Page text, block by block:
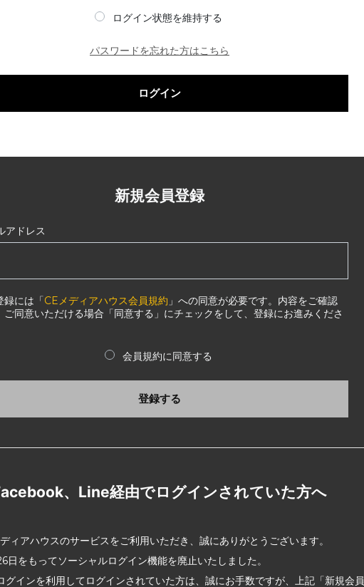
ログイン状態を維持する
パスワードを忘れた方はこちら
ログイン
新規会員登録
アドレス
録には「CEメディアハウス会員規約 」への同意が必要です。内容をご確認
ご同意いただける場合「同意する」にチェックをして、登録にお進みくださ
会員規約に同意する
登録する
、Line経由でログインされていた方へ
ィアハウスのサービスをご利用いただき、誠にありがとうございます。
日をもってソーシャルログイン機能を廃止いたしました。
グインを利用してログインされていた方は、誠にお手数ですが、上記「新規会員